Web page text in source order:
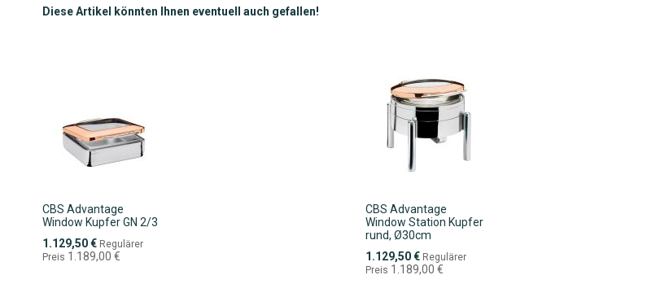
Diese Artikel könnten Ihnen eventuell auch gefallen!
CBS Advantage
Window Kupfer GN 2/3
Sonderpreis
1.129,50 € Regulärer
Preis 1.189,00 €
CBS Advantage
Window Station Kupfer
rund, Ø30cm
Sonderpreis
1.129,50 € Regulärer
Preis 1.189,00 €